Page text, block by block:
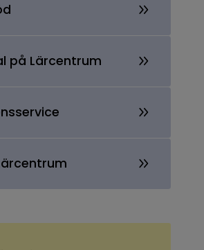
på Lärcentrum